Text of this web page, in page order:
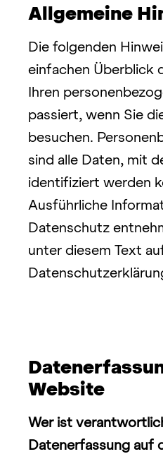
Allgemeine
Die folgenden
einfachen Überblick
Ihren
passiert, wenn Sie
besuchen.
sind alle Daten, mit
identifiziert werden
Ausführliche
Datenschutz
unter diesem Text
Website
Wer ist
Datenerfassung auf